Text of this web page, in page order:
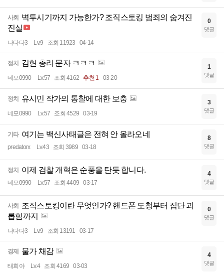
사회
벽투시기까지 가능한가? 조직스토킹 범죄의 숨겨진
진실
나다다3 Lv.9 조회 11923 04-14
0
댓글
정치 김현 총리 문자 ㅋㅋㅋ
네모0990 Lv.57 조회 4162 추천 1 03-20
1
댓글
정치 유시민 작가의 통찰에 대한 보충
네모0990 Lv.57 조회 4529 03-19
3
댓글
기타 여기는 백신사태글은 전혀 안 올라오네
predatorx Lv.43 조회 3989 03-18
8
댓글
정치 이제 검찰 개혁은 순풍을 탄듯 합니다.
네모0990 Lv.57 조회 4409 03-17
4
댓글
사회
조직스토킹이란 무엇인가? 핸드폰 도청부터 집단 괴
롭힘까지
나다다3 Lv.9 조회 13191 03-17
0
댓글
경제 물가 채감
태희야 Lv.4 조회 4169 03-03
4
댓글